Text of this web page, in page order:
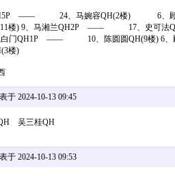
QH5P —— 24、马婉容QH(2楼) 6、
楼) 9、马湘兰QH2P —— 17、史可
寇白门QH1P —— 10、陈圆圆QH(9楼)
楼)
于 2024-10-13 09:45
吴三桂QH
于 2024-10-13 09:53